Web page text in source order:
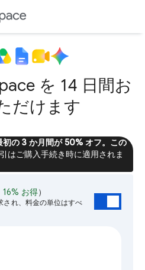
を 14 日間お
だけます
の 3 か月間が 50% オフ。この
はご購入手続き時に適用されま
16% お得）
され、料金の単位はすべ